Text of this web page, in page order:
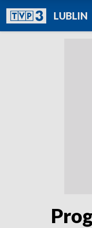
LUBLIN
TVP